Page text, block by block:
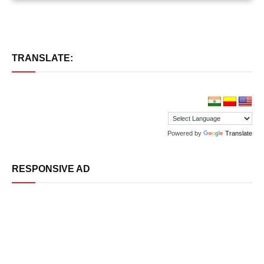
TRANSLATE:
Powered by Translate
RESPONSIVE AD